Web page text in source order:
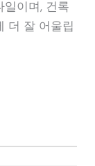
이며, 건록
더 잘 어울립